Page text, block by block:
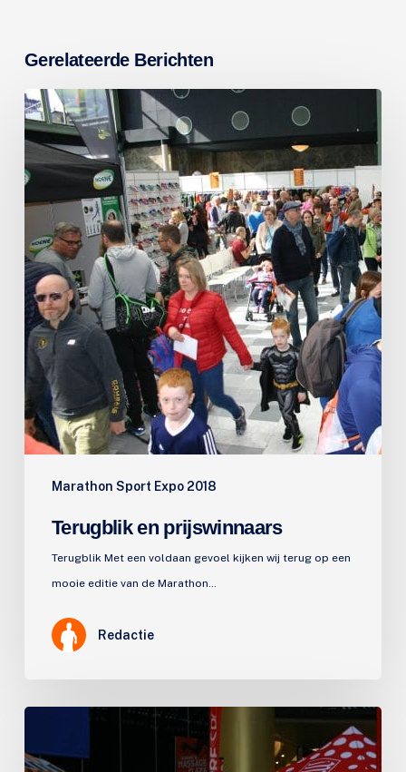
Gerelateerde Berichten
Marathon Sport Expo 2018
Terugblik
en
prijswinnaars
Terugblik en prijswinnaars
Terugblik Met een voldaan gevoel kijken wij terug op een
mooie editie van de Marathon…
Redactie